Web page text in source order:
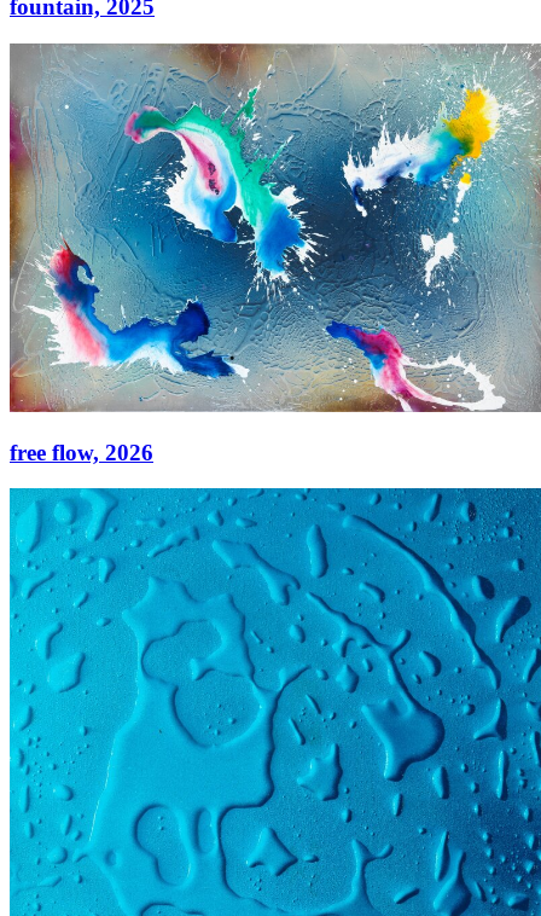
fountain, 2025
fountain, 2025
Acryl auf Leinwand
120 × 120 cm
free flow, 2026
free flow,2026
Acryl auf Leinwand
150 × 220 cm